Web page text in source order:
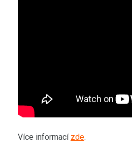
Více informací zde.